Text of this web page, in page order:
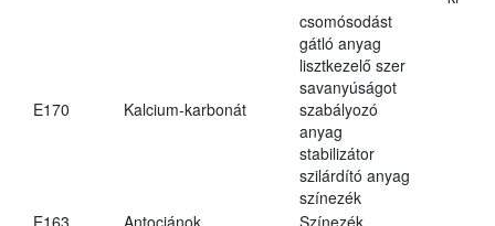
E170 Kalcium-karbonát
csomósodást
gátló anyag
lisztkezelő szer
savanyúságot
szabályozó
anyag
stabilizátor
szilárdító anyag
színezék
E163
Antociánok
Színezék